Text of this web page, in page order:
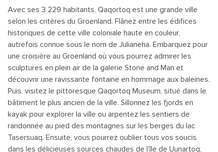
Avec ses 3 229 habitants, Qaqortoq est une grande ville
selon les critères du Groenland. Flânez entre les édifices
historiques de cette ville coloniale haute en couleur,
autrefois connue sous le nom de Julianeha. Embarquez pour
une croisière au Groenland où vous pourrez admirer les
sculptures en plein air de la galerie Stone and Man et
découvrir une ravissante fontaine en hommage aux baleines.
Puis, visitez le pittoresque Qaqortoq Museum, situé dans le
bâtiment le plus ancien de la ville. Sillonnez les fjords en
kayak pour explorer la ville ou arpentez les sentiers de
randonnée au pied des montagnes sur les berges du lac
Tasersuaq. Ensuite, vous pourrez oublier tous vos soucis
dans les délicieuses sources chaudes de l'île de Uunartoq,